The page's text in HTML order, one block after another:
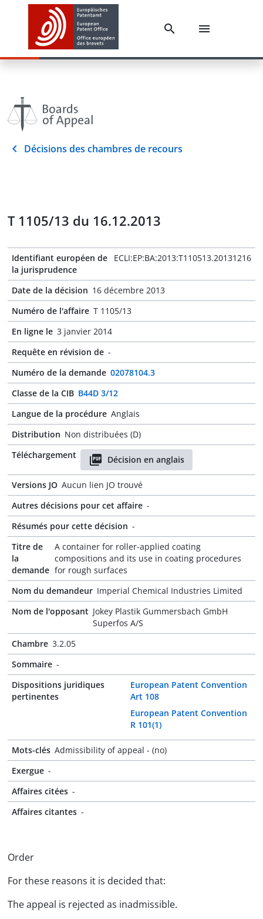
Décisions des chambres de recours
T 1105/13 du 16.12.2013
Identifiant européen de
la jurisprudence
ECLI:EP:BA:2013:T110513.20131216
Date de la décision 16 décembre 2013
Numéro de l'affaire T 1105/13
En ligne le 3 janvier 2014
Requête en révision de -
Numéro de la demande 02078104.3
Classe de la CIB B44D 3/12
Langue de la procédure Anglais
Distribution Non distribuées (D)
Téléchargement
Décision en anglais
Versions JO Aucun lien JO trouvé
Autres décisions pour cet affaire -
Résumés pour cette décision -
Titre de
la
demande
A container for roller-applied coating
compositions and its use in coating procedures
for rough surfaces
Nom du demandeur Imperial Chemical Industries Limited
Nom de l'opposant Jokey Plastik Gummersbach GmbH
Superfos A/S
Chambre 3.2.05
Sommaire -
Dispositions juridiques
pertinentes
European Patent Convention
Art 108
European Patent Convention
R 101(1)
Mots-clés Admissibility of appeal - (no)
Exergue -
Affaires citées -
Affaires citantes -
Order
For these reasons it is decided that:
The appeal is rejected as inadmissible.